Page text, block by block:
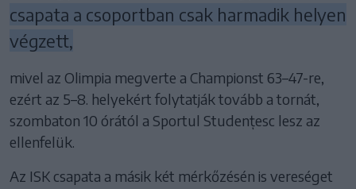
csapata a csoportban csak harmadik helyen
végzett,
mivel az Olimpia megverte a Championst 63–47-re,
ezért az 5–8. helyekért folytatják tovább a tornát,
szombaton 10 órától a Sportul Studențesc lesz az
ellenfelük.
Az ISK csapata a másik két mérkőzésén is vereséget